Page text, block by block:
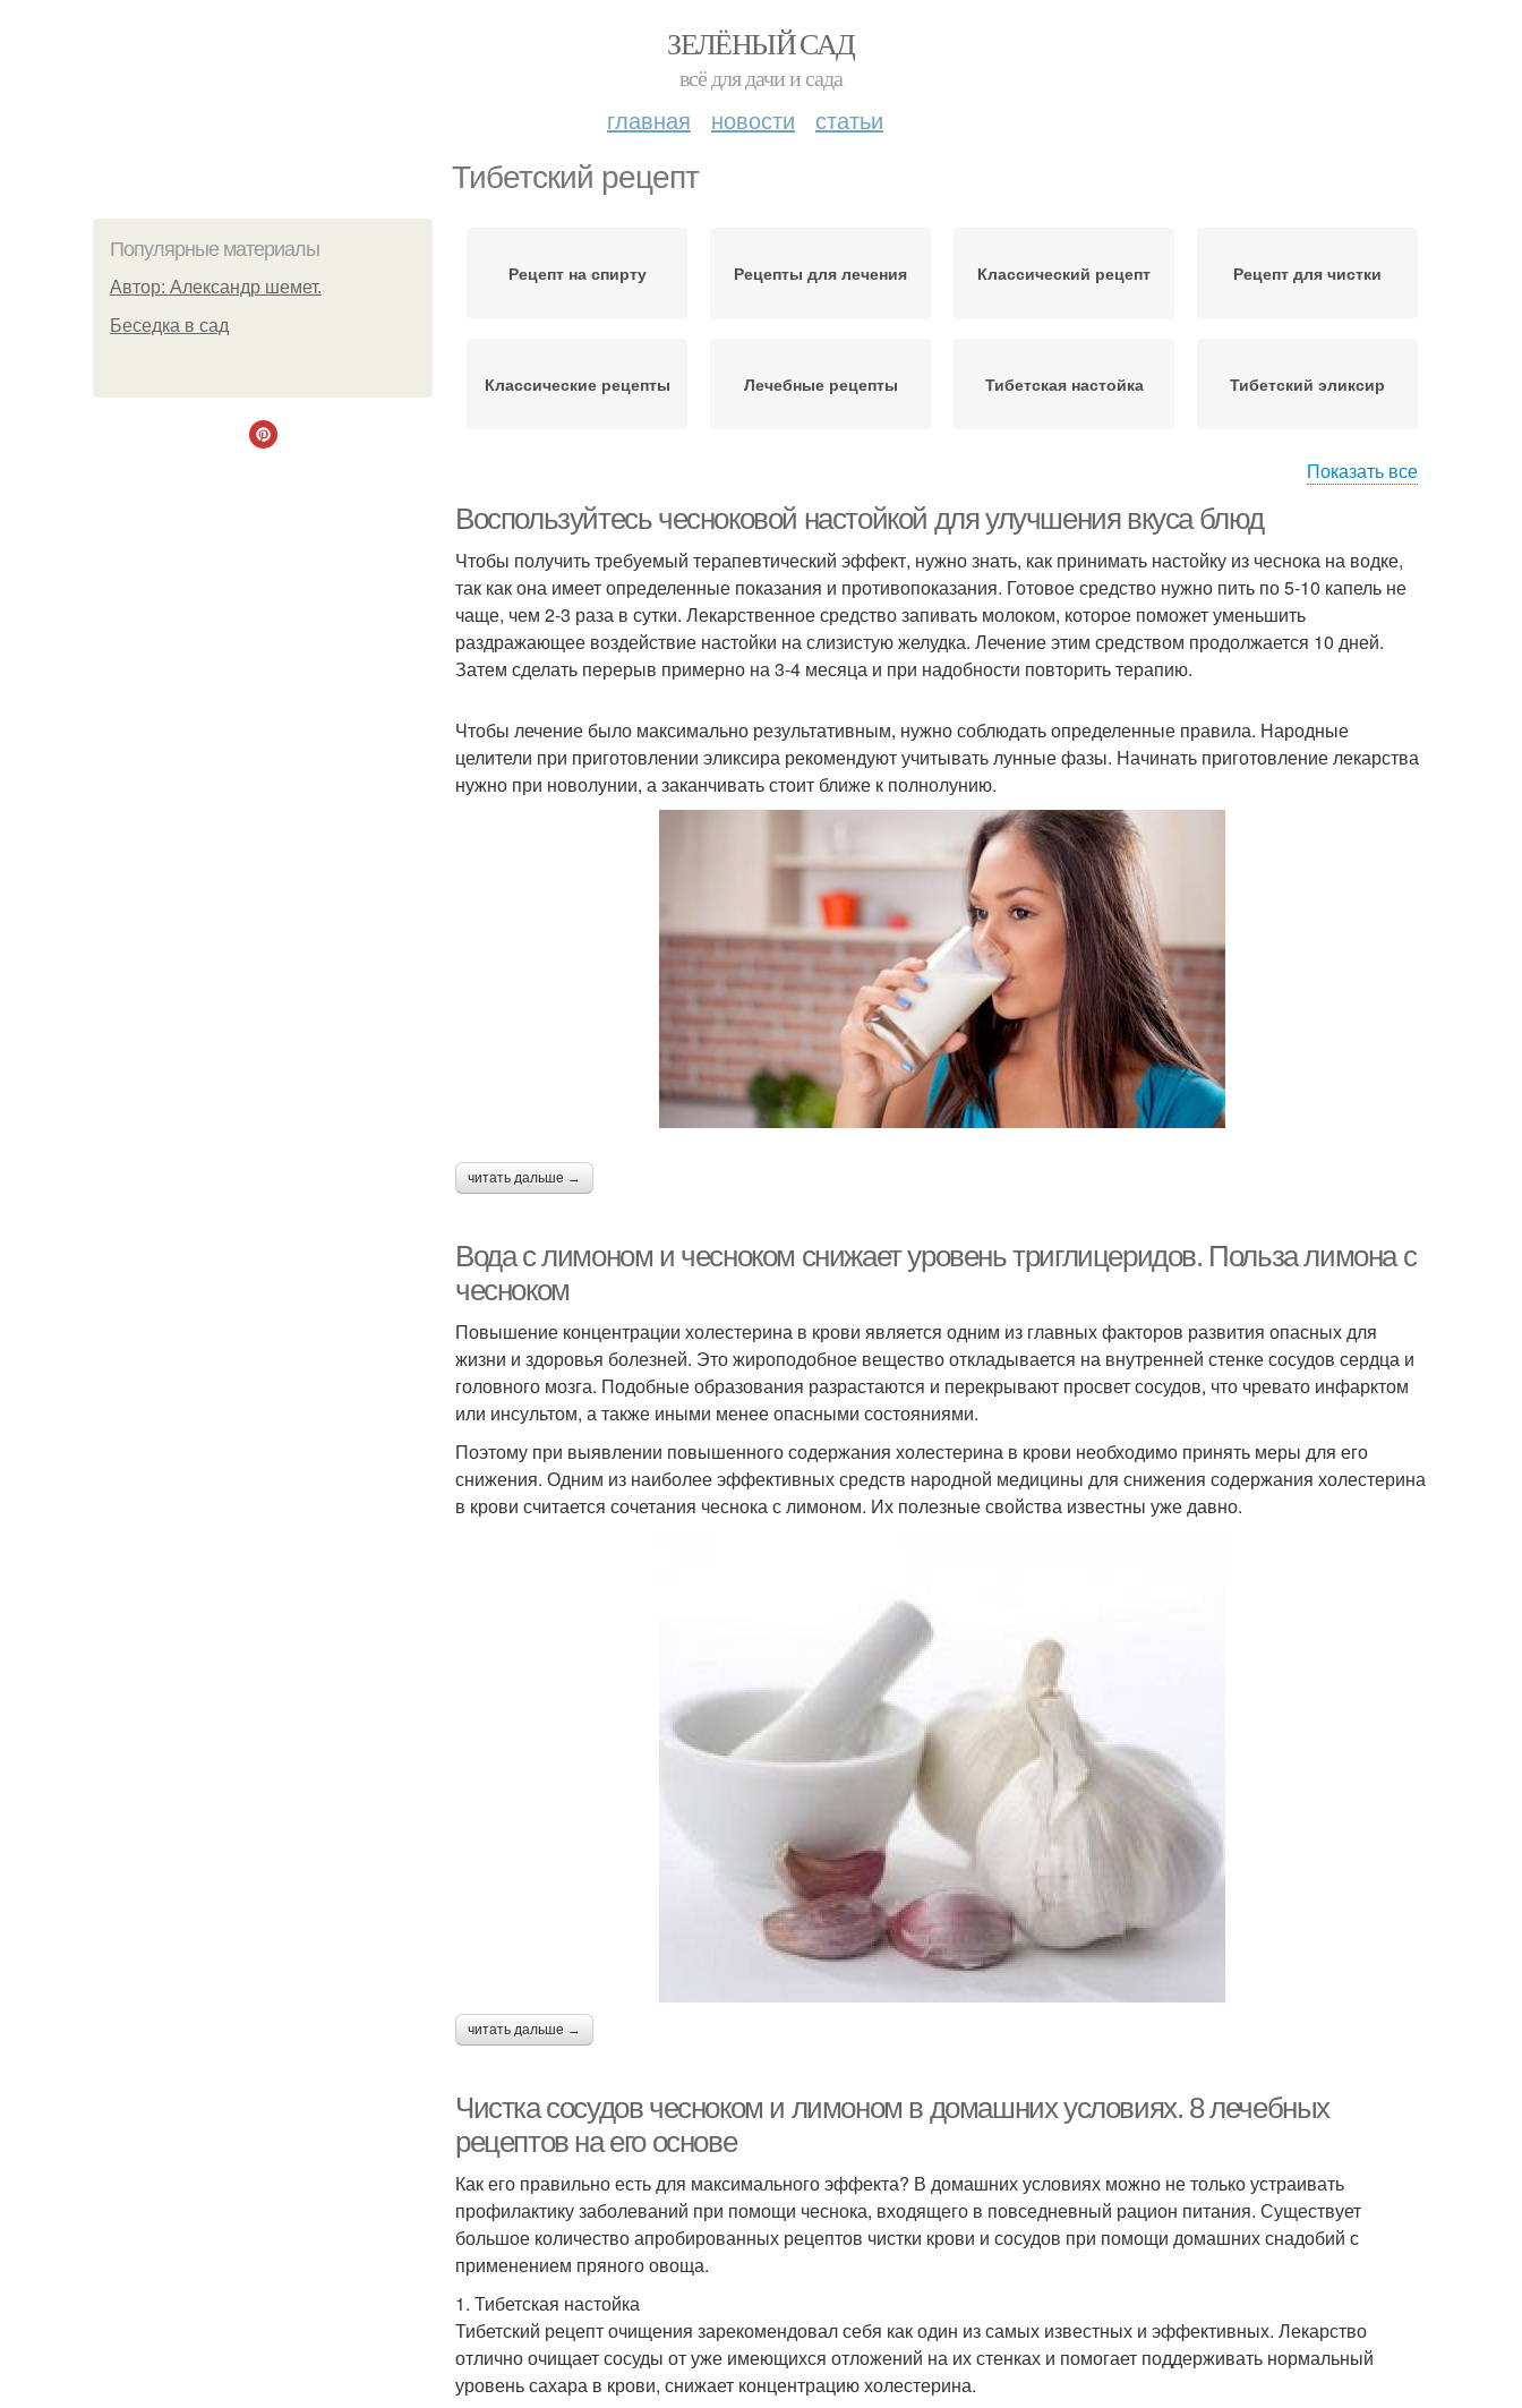
ЗЕЛЁНЫЙ САД
всё для дачи и сада
главная новости статьи
Тибетский рецепт
Популярные материалы
Автор: Александр шемет.
Беседка в сад
Рецепт на спирту Рецепты для лечения Классический рецепт Рецепт для чистки
Классические рецепты Лечебные рецепты Тибетская настойка Тибетский эликсир
Показать все
Воспользуйтесь чесноковой настойкой для улучшения вкуса блюд
Чтобы получить требуемый терапевтический эффект, нужно знать, как принимать настойку из чеснока на водке,
так как она имеет определенные показания и противопоказания. Готовое средство нужно пить по 5-10 капель не
чаще, чем 2-3 раза в сутки. Лекарственное средство запивать молоком, которое поможет уменьшить
раздражающее воздействие настойки на слизистую желудка. Лечение этим средством продолжается 10 дней.
Затем сделать перерыв примерно на 3-4 месяца и при надобности повторить терапию.
Чтобы лечение было максимально результативным, нужно соблюдать определенные правила. Народные
целители при приготовлении эликсира рекомендуют учитывать лунные фазы. Начинать приготовление лекарства
нужно при новолунии, а заканчивать стоит ближе к полнолунию.
читать дальше →
Вода с лимоном и чесноком снижает уровень триглицеридов. Польза лимона с
чесноком
Повышение концентрации холестерина в крови является одним из главных факторов развития опасных для
жизни и здоровья болезней. Это жироподобное вещество откладывается на внутренней стенке сосудов сердца и
головного мозга. Подобные образования разрастаются и перекрывают просвет сосудов, что чревато инфарктом
или инсультом, а также иными менее опасными состояниями.
Поэтому при выявлении повышенного содержания холестерина в крови необходимо принять меры для его
снижения. Одним из наиболее эффективных средств народной медицины для снижения содержания холестерина
в крови считается сочетания чеснока с лимоном. Их полезные свойства известны уже давно.
читать дальше →
Чистка сосудов чесноком и лимоном в домашних условиях. 8 лечебных
рецептов на его основе
Как его правильно есть для максимального эффекта? В домашних условиях можно не только устраивать
профилактику заболеваний при помощи чеснока, входящего в повседневный рацион питания. Существует
большое количество апробированных рецептов чистки крови и сосудов при помощи домашних снадобий с
применением пряного овоща.
1. Тибетская настойка
Тибетский рецепт очищения зарекомендовал себя как один из самых известных и эффективных. Лекарство
отлично очищает сосуды от уже имеющихся отложений на их стенках и помогает поддерживать нормальный
уровень сахара в крови, снижает концентрацию холестерина.